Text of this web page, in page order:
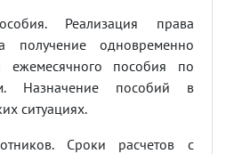
Реализация права
одновременно
ежемесячного пособия по
Назначение пособий в
ситуациях.
Сроки расчетов с